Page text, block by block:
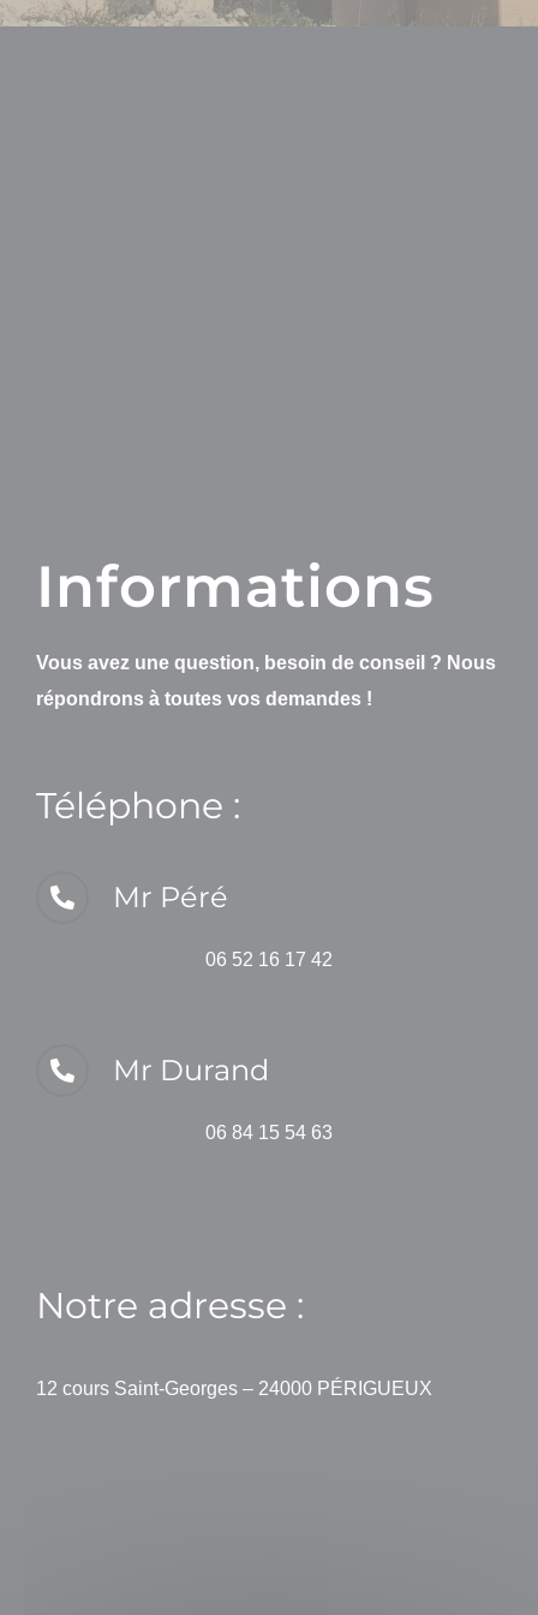
Informations
Vous avez une question, besoin de conseil ? Nous
répondrons à toutes vos demandes !
Téléphone :
Mr Péré
06 52 16 17 42
Mr Durand
06 84 15 54 63
Notre adresse :
12 cours Saint-Georges – 24000 PÉRIGUEUX